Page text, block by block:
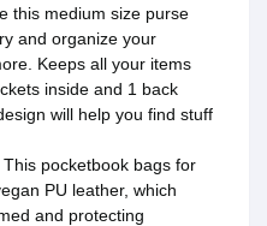
this medium size purse
and organize your
Keeps all your items
inside and 1 back
will help you find stuff
This pocketbook bags for
PU leather, which
and protecting